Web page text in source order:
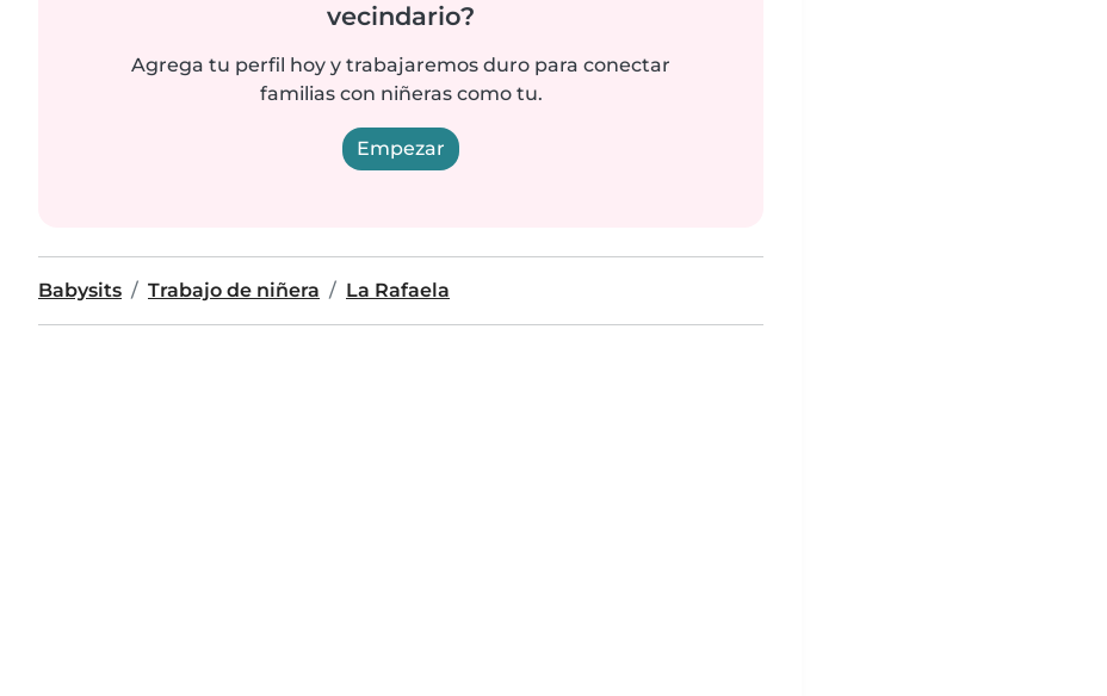
vecindario?
Agrega tu perfil hoy y trabajaremos duro para conectar
familias con niñeras como tu.
Empezar
Babysits Trabajo de niñera La Rafaela